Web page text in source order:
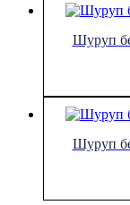
Шуруп
Шуруп